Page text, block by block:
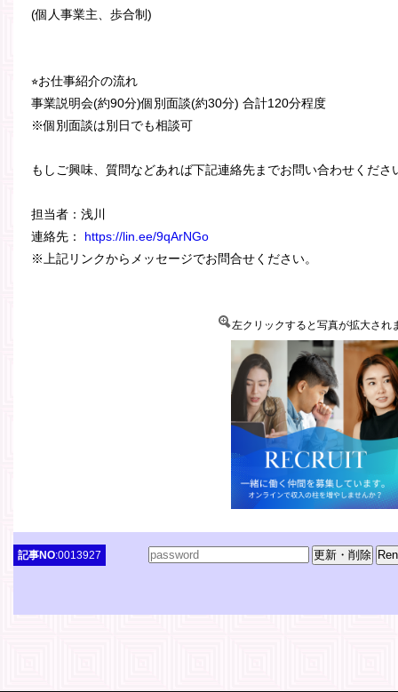
(個人事業主、歩合制)
⭐︎お仕事紹介の流れ
事業説明会(約90分)個別面談(約30分) 合計120分程度
※個別面談は別日でも相談可
もしご興味、質問などあれば下記連絡先までお問い合わせくださ
担当者：浅川
連絡先： https://lin.ee/9qArNGo
※上記リンクからメッセージでお問合せください。
左クリックすると写真が拡大され
記事NO:0013927